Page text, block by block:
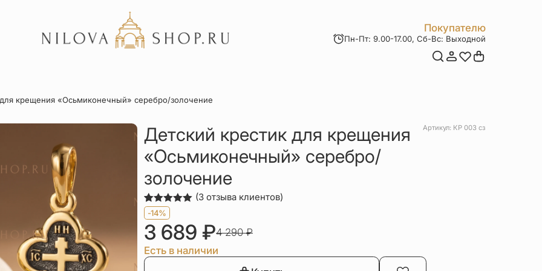
Покупателю
Акции
Пн-Пт: 9.00-17.00, Сб-Вс: Выходной
Акции
Статьи
крещения «Осьмиконечный» серебро/золочение
Детский крестик для крещения
«Осьмиконечный» серебро/
золочение
Артикул: КР 003 сз
Рейтинг
5.00из 5
на основе
опроса
3
пользователей
(3отзыва клиентов)
-14%
3 689 ₽4 290₽
Есть в наличии